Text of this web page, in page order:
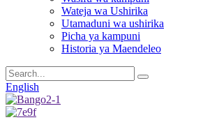
Wateja wa Ushirika
Utamaduni wa ushirika
Picha ya kampuni
Historia ya Maendeleo
English